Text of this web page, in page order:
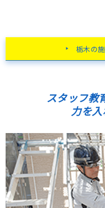
栃木の
スタッフ教
力を